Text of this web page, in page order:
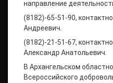
направление
(8182)-65-51-90,
Андреевич.
(8182)-21-51-67,
Александр Анатольевич.
В Архангельском
Всероссийского